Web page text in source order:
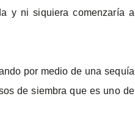
y ni siquiera comenzaría a
por medio de una sequía
de siembra que es uno de